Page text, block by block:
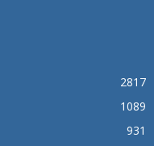
2817
1089
931